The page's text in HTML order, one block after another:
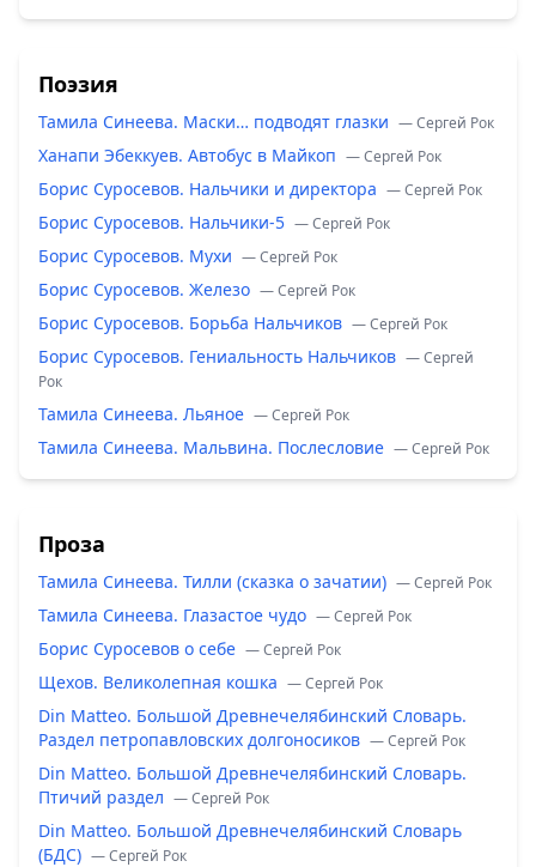
Поэзия
Тамила Синеева. Маски… подводят глазки — Сергей Рок
Ханапи Эбеккуев. Автобус в Майкоп — Сергей Рок
Борис Суросевов. Нальчики и директора — Сергей Рок
Борис Суросевов. Нальчики-5 — Сергей Рок
Борис Суросевов. Мухи — Сергей Рок
Борис Суросевов. Железо — Сергей Рок
Борис Суросевов. Борьба Нальчиков — Сергей Рок
Борис Суросевов. Гениальность Нальчиков — Сергей
Рок
Тамила Синеева. Льяное — Сергей Рок
Тамила Синеева. Мальвина. Послесловие — Сергей Рок
Проза
Тамила Синеева. Тилли (сказка о зачатии) — Сергей Рок
Тамила Синеева. Глазастое чудо — Сергей Рок
Борис Суросевов о себе — Сергей Рок
Щехов. Великолепная кошка — Сергей Рок
Din Matteo. Большой Древнечелябинский Словарь.
Раздел петропавловских долгоносиков — Сергей Рок
Din Matteo. Большой Древнечелябинский Словарь.
Птичий раздел — Сергей Рок
Din Matteo. Большой Древнечелябинский Словарь
(БДС) — Сергей Рок